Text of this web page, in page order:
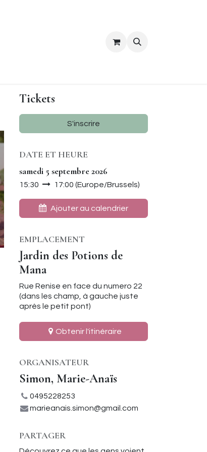
Tickets
S'inscrire
DATE ET HEURE
samedi 5 septembre 2026
15:30 17:00 (Europe/Brussels)
Ajouter au calendrier
EMPLACEMENT
Jardin des Potions de
Mana
Rue Renise en face du numero 22
(dans les champ, à gauche juste
après le petit pont)
Obtenir l'itinéraire
ORGANISATEUR
Simon, Marie-Anaïs
0495228253
marieanais.simon@gmail.com
PARTAGER